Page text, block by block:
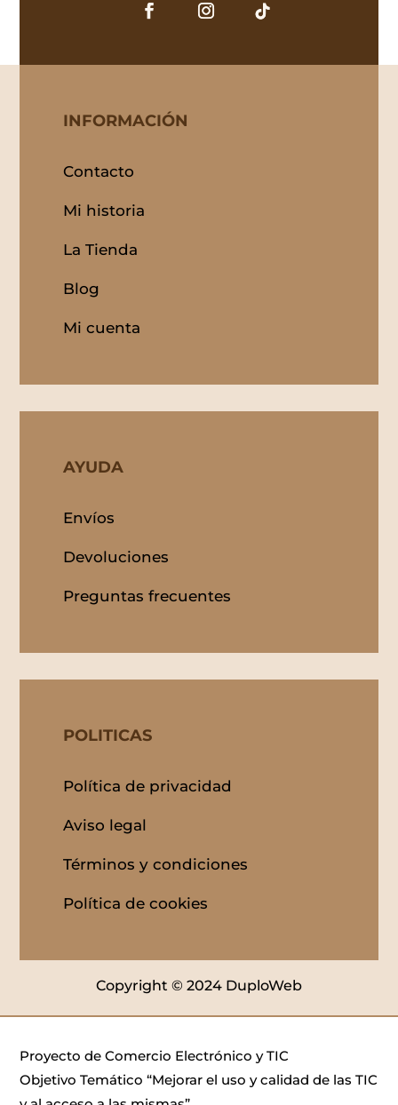
INFORMACIÓN
Contacto
Mi historia
La Tienda
Blog
Mi cuenta
AYUDA
Envíos
Devoluciones
Preguntas frecuentes
POLITICAS
Política de privacidad
Aviso legal
Términos y condiciones
Política de cookies
Copyright © 2024 DuploWeb
Proyecto de Comercio Electrónico y TIC
Objetivo Temático “Mejorar el uso y calidad de las TIC